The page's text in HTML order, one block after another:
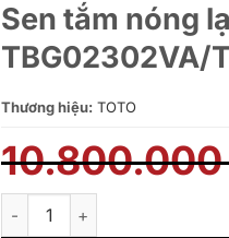
Sen tắm nóng
TBG02302VA/
Thương hiệu: TOTO
Sen tắm nóng lạnh TOTO